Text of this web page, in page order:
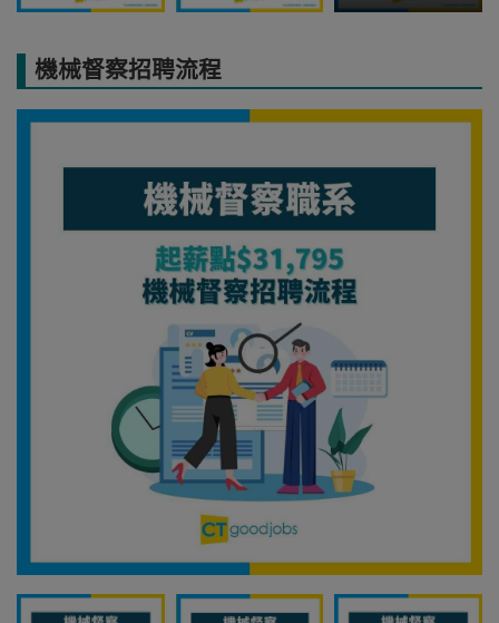
機械督察招聘流程